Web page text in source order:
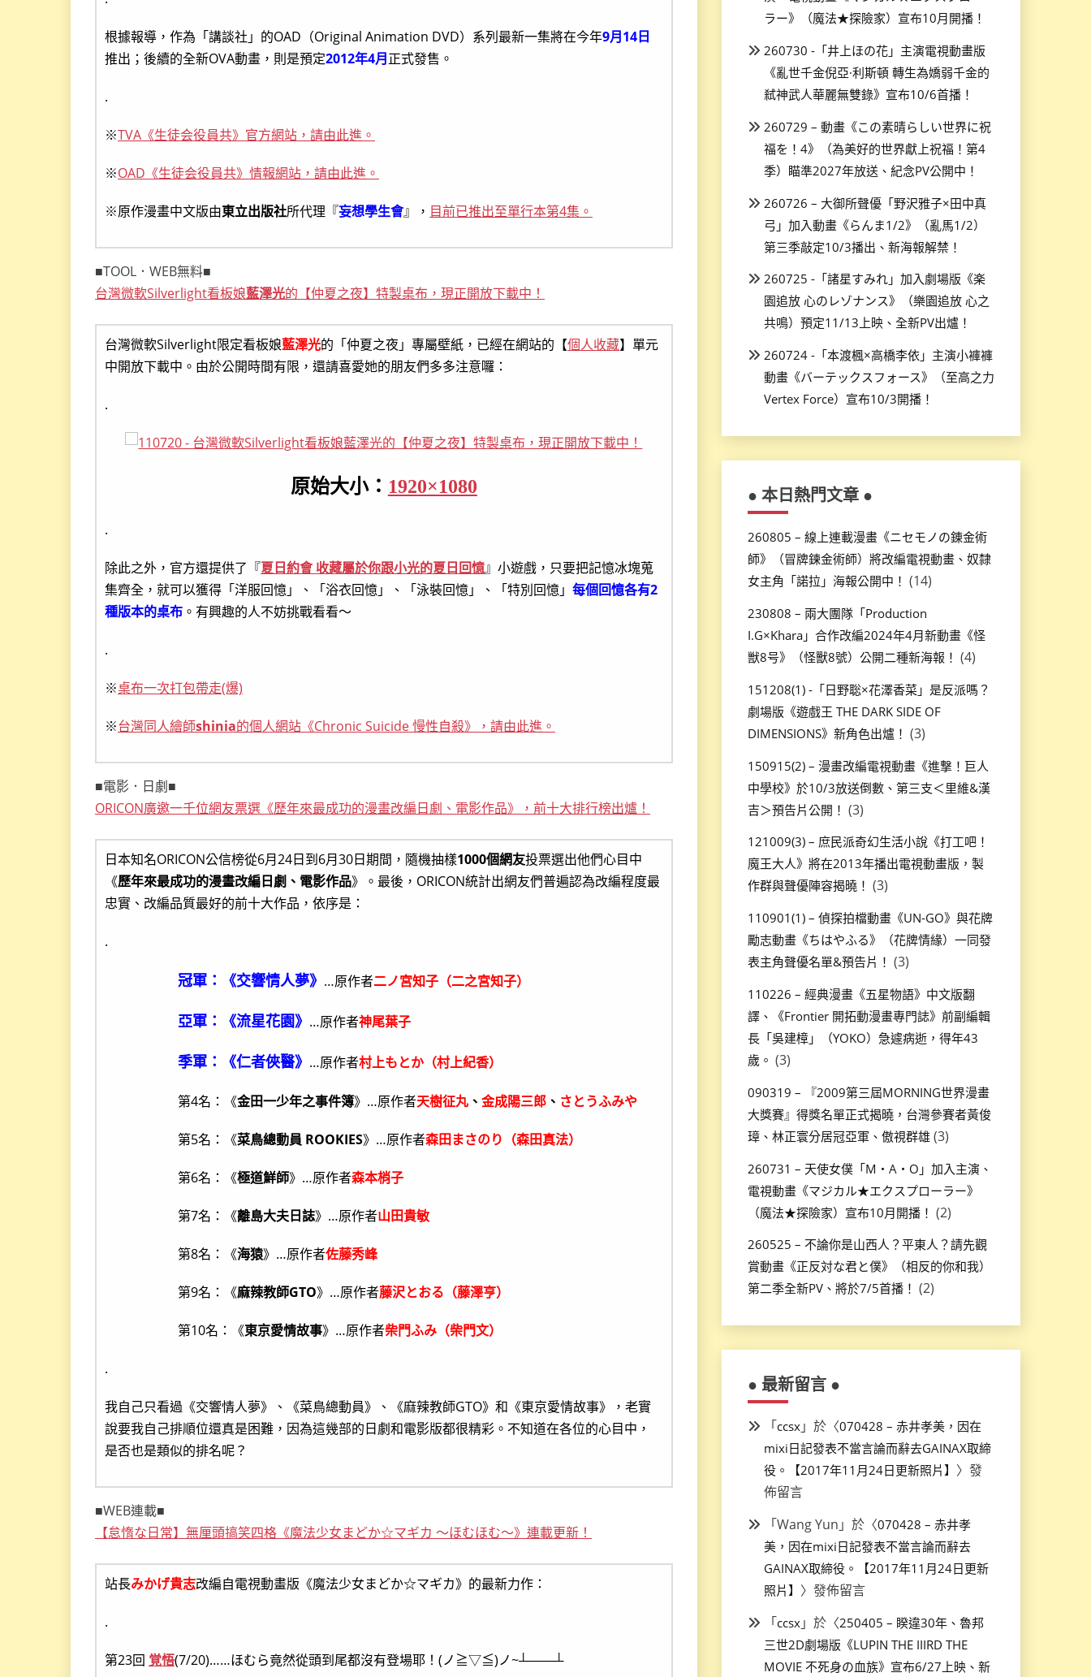
根據報導，作為「講談社」的OAD（Original Animation DVD）系列最新一集將在今年9月14日
推出；後續的全新OVA動畫，則是預定2012年4月正式發售。
.
※TVA《生徒会役員共》官方網站，請由此進。
※OAD《生徒会役員共》情報網站，請由此進。
※原作漫畫中文版由東立出版社所代理『妄想學生會』， 目前已推出至單行本第4集。
■TOOL．WEB無料■
台灣微軟Silverlight看板娘藍澤光的【仲夏之夜】特製桌布，現正開放下載中！
台灣微軟Silverlight限定看板娘藍澤光的「仲夏之夜」專屬壁紙，已經在網站的【個人收藏】單元
中開放下載中。由於公開時間有限，還請喜愛她的朋友們多多注意囉：
.
原始大小： 1920×1080
.
除此之外，官方還提供了『夏日約會 收藏屬於你跟小光的夏日回憶』小遊戲，只要把記憶冰塊蒐
集齊全，就可以獲得「洋服回憶」、「浴衣回憶」、「泳裝回憶」、「特別回憶」 每個回憶各有2
種版本的桌布 。有興趣的人不妨挑戰看看～
.
※桌布一次打包帶走(爆)
※台灣同人繪師shinia的個人網站《Chronic Suicide 慢性自殺》，請由此進。
■電影．日劇■
ORICON廣邀一千位網友票選《歷年來最成功的漫畫改編日劇、電影作品》，前十大排行榜出爐！
日本知名ORICON公信榜從6月24日到6月30日期間，隨機抽樣1000個網友投票選出他們心目中
《歷年來最成功的漫畫改編日劇、電影作品》。最後，ORICON統計出網友們普遍認為改編程度最
忠實、改編品質最好的前十大作品，依序是：
.
冠軍：《交響情人夢》 …原作者二ノ宮知子（二之宮知子）
亞軍：《流星花園》 …原作者神尾葉子
季軍：《仁者俠醫》 …原作者村上もとか（村上紀香）
第4名：《金田一少年之事件簿》…原作者天樹征丸 、 金成陽三郎 、 さとうふみや
第5名：《菜鳥總動員 ROOKIES》…原作者森田まさのり（森田真法）
第6名：《極道鮮師》…原作者森本梢子
第7名：《離島大夫日誌》…原作者山田貴敏
第8名：《海猿》…原作者佐藤秀峰
第9名：《麻辣教師GTO》…原作者藤沢とおる（藤澤亨）
第10名：《東京愛情故事》…原作者柴門ふみ（柴門文）
.
我自己只看過《交響情人夢》、《菜鳥總動員》、《麻辣教師GTO》和《東京愛情故事》，老實
說要我自己排順位還真是困難，因為這幾部的日劇和電影版都很精彩。不知道在各位的心目中，
是否也是類似的排名呢？
■WEB連載■
【怠惰な日常】無厘頭搞笑四格《魔法少女まどか☆マギカ ～ほむほむ～》連載更新！
站長みかげ貴志改編自電視動畫版《魔法少女まどか☆マギカ》的最新力作：
.
第23回 覚悟(7/20)……ほむら竟然從頭到尾都沒有登場耶！(ノ≧▽≦)ノ~┴───┴
ラー》（魔法★探險家）宣布10月開播！
260730 -「井上ほの花」主演電視動畫版
《亂世千金倪亞·利斯頓 轉生為嬌弱千金的
弒神武人華麗無雙錄》宣布10/6首播！
260729 – 動畫《この素晴らしい世界に祝
福を！4》（為美好的世界獻上祝福！第4
季）瞄準2027年放送、紀念PV公開中！
260726 – 大御所聲優「野沢雅子×田中真
弓」加入動畫《らんま1/2》（亂馬1/2）
第三季敲定10/3播出、新海報解禁！
260725 -「諸星すみれ」加入劇場版《楽
園追放 心のレゾナンス》（樂園追放 心之
共鳴）預定11/13上映、全新PV出爐！
260724 -「本渡楓×高橋李依」主演小褲褲
動畫《バーテックスフォース》（至高之力
Vertex Force）宣布10/3開播！
● 本日熱門文章 ●
260805 – 線上連載漫畫《ニセモノの錬金術
師》（冒牌鍊金術師）將改編電視動畫、奴隸
女主角「諾拉」海報公開中！ (14)
230808 – 兩大團隊「Production
I.G×Khara」合作改編2024年4月新動畫《怪
獣8号》（怪獸8號）公開二種新海報！ (4)
151208(1) -「日野聡×花澤香菜」是反派嗎？
劇場版《遊戲王 THE DARK SIDE OF
DIMENSIONS》新角色出爐！ (3)
150915(2) – 漫畫改編電視動畫《進撃！巨人
中學校》於10/3放送倒數、第三支＜里維&漢
吉＞預告片公開！ (3)
121009(3) – 庶民派奇幻生活小說《打工吧！
魔王大人》將在2013年播出電視動畫版，製
作群與聲優陣容揭曉！ (3)
110901(1) – 偵探拍檔動畫《UN-GO》與花牌
勵志動畫《ちはやふる》（花牌情緣）一同發
表主角聲優名單&預告片！ (3)
110226 – 經典漫畫《五星物語》中文版翻
譯、《Frontier 開拓動漫畫專門誌》前副編輯
長「吳建樟」（YOKO）急遽病逝，得年43
歲。 (3)
090319 – 『2009第三屆MORNING世界漫畫
大獎賽』得獎名單正式揭曉，台灣參賽者黃俊
璋、林正寰分居冠亞軍、傲視群雄 (3)
260731 – 天使女僕「M・A・O」加入主演、
電視動畫《マジカル★エクスプローラー》
（魔法★探險家）宣布10月開播！ (2)
260525 – 不論你是山西人？平東人？請先觀
賞動畫《正反対な君と僕》（相反的你和我）
第二季全新PV、將於7/5首播！ (2)
● 最新留言 ●
「ccsx」於〈070428 – 赤井孝美，因在
mixi日記發表不當言論而辭去GAINAX取締
役。【2017年11月24日更新照片】 〉發
佈留言
「Wang Yun 」於〈070428 – 赤井孝
美，因在mixi日記發表不當言論而辭去
GAINAX取締役。【2017年11月24日更新
照片】 〉發佈留言
「ccsx」於〈250405 – 睽違30年、魯邦
三世2D劇場版《LUPIN THE IIIRD THE
MOVIE 不死身の血族》宣布6/27上映、新